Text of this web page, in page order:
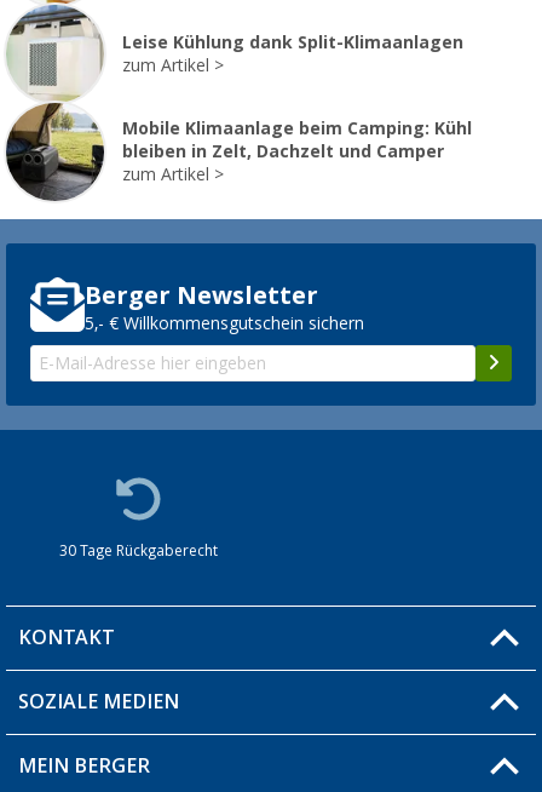
Leise Kühlung dank Split-Klimaanlagen
zum Artikel
Mobile Klimaanlage beim Camping: Kühl
bleiben in Zelt, Dachzelt und Camper
zum Artikel
Berger Newsletter
5,- € Willkommensgutschein sichern
30 Tage Rückgaberecht
KONTAKT
Du hast eine Frage?
Filiale finden
SOZIALE MEDIEN
MEIN BERGER